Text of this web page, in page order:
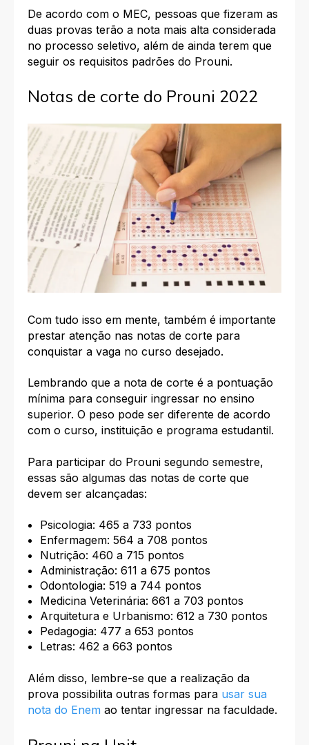
De acordo com o MEC, pessoas que fizeram as
duas provas terão a nota mais alta considerada
no processo seletivo, além de ainda terem que
seguir os requisitos padrões do Prouni.
Notas de corte do Prouni 2022
Com tudo isso em mente, também é importante
prestar atenção nas notas de corte para
conquistar a vaga no curso desejado.
Lembrando que a nota de corte é a pontuação
mínima para conseguir ingressar no ensino
superior. O peso pode ser diferente de acordo
com o curso, instituição e programa estudantil.
Para participar do Prouni segundo semestre,
essas são algumas das notas de corte que
devem ser alcançadas:
Psicologia: 465 a 733 pontos
Enfermagem: 564 a 708 pontos
Nutrição: 460 a 715 pontos
Administração: 611 a 675 pontos
Odontologia: 519 a 744 pontos
Medicina Veterinária: 661 a 703 pontos
Arquitetura e Urbanismo: 612 a 730 pontos
Pedagogia: 477 a 653 pontos
Letras: 462 a 663 pontos
Além disso, lembre-se que a realização da
prova possibilita outras formas para usar sua
nota do Enem ao tentar ingressar na faculdade.